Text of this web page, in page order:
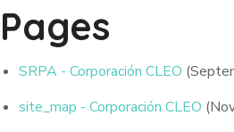
Pages
SRPA - Corporación CLEO
site_map - Corporación CLEO